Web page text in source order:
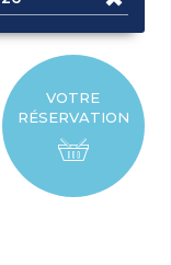
VOTRE
RÉSERVATION